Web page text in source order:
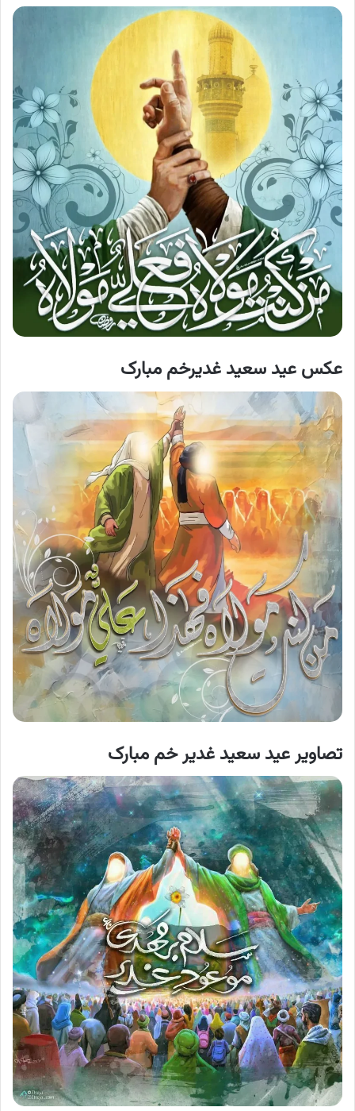
عکس عید سعید غدیرخم مبارک
تصاویر عید سعید غدیر خم مبارک